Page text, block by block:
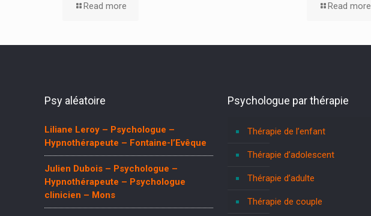
Read more Read more
Psy aléatoire
Liliane Leroy – Psychologue –
Hypnothérapeute – Fontaine-l’Evêque
Julien Dubois – Psychologue –
Hypnothérapeute – Psychologue
clinicien – Mons
Psychologue par thérapie
Thérapie de l’enfant
Thérapie d’adolescent
Thérapie d’adulte
Thérapie de couple